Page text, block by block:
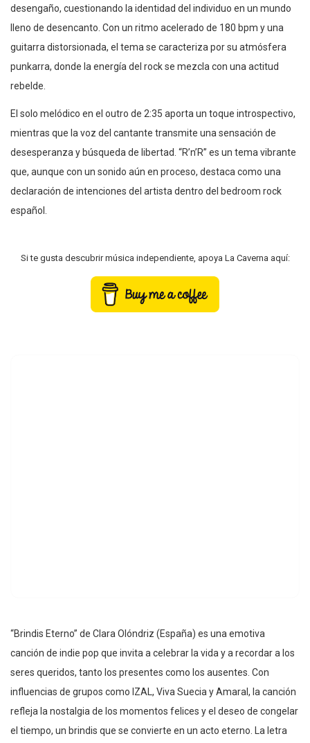
desengaño, cuestionando la identidad del individuo en un mundo
lleno de desencanto. Con un ritmo acelerado de 180 bpm y una
guitarra distorsionada, el tema se caracteriza por su atmósfera
punkarra, donde la energía del rock se mezcla con una actitud
rebelde.
El solo melódico en el outro de 2:35 aporta un toque introspectivo,
mientras que la voz del cantante transmite una sensación de
desesperanza y búsqueda de libertad. “R’n’R” es un tema vibrante
que, aunque con un sonido aún en proceso, destaca como una
declaración de intenciones del artista dentro del bedroom rock
español.
Si te gusta descubrir música independiente, apoya La Caverna aquí:
“Brindis Eterno” de Clara Olóndriz (España) es una emotiva
canción de indie pop que invita a celebrar la vida y a recordar a los
seres queridos, tanto los presentes como los ausentes. Con
influencias de grupos como IZAL, Viva Suecia y Amaral, la canción
refleja la nostalgia de los momentos felices y el deseo de congelar
el tiempo, un brindis que se convierte en un acto eterno. La letra